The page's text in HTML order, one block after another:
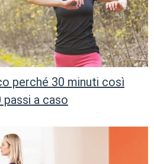
perché 30 minuti così
a caso